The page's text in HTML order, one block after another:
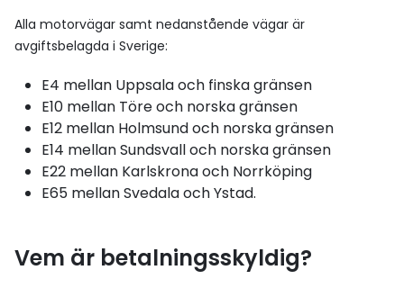
Alla motorvägar samt nedanstående vägar är
avgiftsbelagda i Sverige:
E4 mellan Uppsala och finska gränsen
E10 mellan Töre och norska gränsen
E12 mellan Holmsund och norska gränsen
E14 mellan Sundsvall och norska gränsen
E22 mellan Karlskrona och Norrköping
E65 mellan Svedala och Ystad.
Vem är betalningsskyldig?